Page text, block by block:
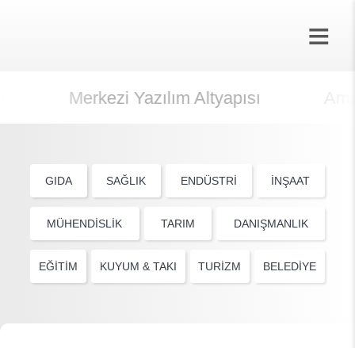
Merkezi Yazılım Altyapısı
GIDA SAĞLIK ENDÜSTRİ İNŞAAT
MÜHENDİSLİK TARIM DANIŞMANLIK
EĞİTİM KUYUM & TAKI TURİZM BELEDİYE